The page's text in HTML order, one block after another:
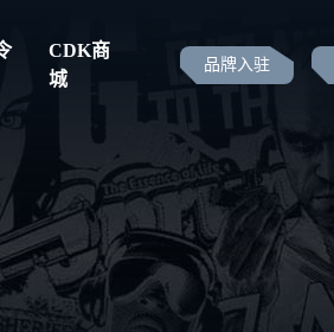
CDK商
城
品牌入驻